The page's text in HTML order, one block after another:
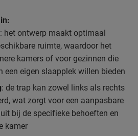
: het ontwerp maakt optimaal
ruimte, waardoor het
kamers of voor gezinnen die
een eigen slaapplek willen bieden
: de trap kan zowel links als rechts
wat zorgt voor een aanpasbare
bij de specifieke behoeften en
kamer